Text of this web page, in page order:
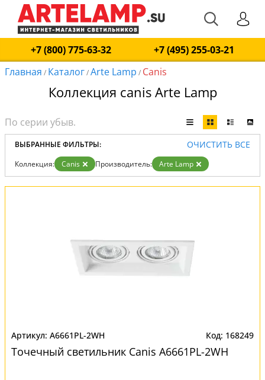
+7 (800) 775-63-32
+7 (495) 255-03-21
Главная / Каталог/Arte Lamp / Canis
Коллекция canis Arte Lamp
ВЫБРАННЫЕ ФИЛЬТРЫ: ОЧИСТИТЬ ВСЕ
Коллекция: Canis Производитель: Arte Lamp
A6661PL-2WH 168249
Точечный светильник Canis A6661PL-2WH